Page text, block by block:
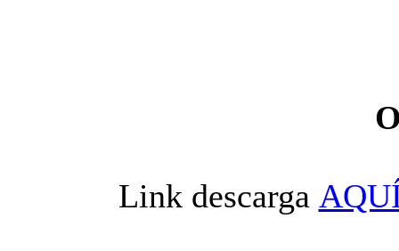
Link descarga